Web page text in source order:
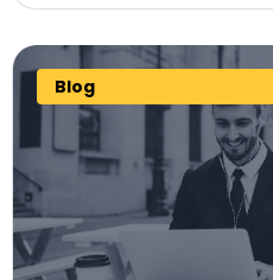
Blog